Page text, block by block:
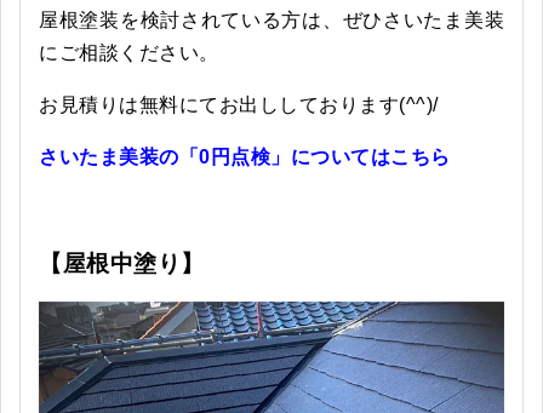
屋根塗装を検討されている方は、ぜひさいたま美装
にご相談ください。
お見積りは無料にてお出ししております(^^)/
さいたま美装の「0円点検」についてはこちら
【屋根中塗り】